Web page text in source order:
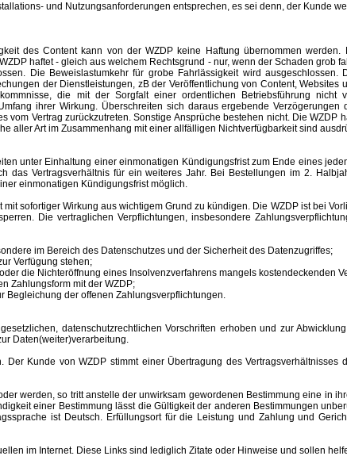
und Nutzungsanforderungen entsprechen, es sei denn, der Kunde
des Content kann von der WZDP keine Haftung übernommen
haftet - gleich aus welchem Rechtsgrund - nur, wenn der Schaden grob
Die Beweislastumkehr für grobe Fahrlässigkeit wird ausgeschlossen.
der Dienstleistungen, zB der Veröffentlichung von Content, Websites
die mit der Sorgfalt einer ordentlichen Betriebsführung nicht
ihrer Wirkung. Überschreiten sich daraus ergebende
vom Vertrag zurückzutreten. Sonstige Ansprüche bestehen nicht. Die WZDP
aller Art im Zusammenhang mit einer allfälligen Nichtverfügbarkeit sind
unter Einhaltung einer einmonatigen Kündigungsfrist zum Ende eines
das Vertragsverhältnis für ein weiteres Jahr. Bei Bestellungen im 2.
einmonatigen Kündigungsfrist möglich.
sofortiger Wirkung aus wichtigem Grund zu kündigen. Die WZDP ist bei
Die vertraglichen Verpflichtungen, insbesondere
im Bereich des Datenschutzes und der Sicherheit des Datenzugriffes;
Verfügung stehen;
die Nichteröffnung eines Insolvenzverfahrens mangels kostendeckenden
Zahlungsform mit der WZDP;
Begleichung der offenen Zahlungsverpflichtungen.
datenschutzrechtlichen Vorschriften erhoben und zur Abwicklung
Daten(weiter)verarbeitung.
Kunde von WZDP stimmt einer Übertragung des Vertragsverhältnisses
werden, so tritt anstelle der unwirksam gewordenen Bestimmung eine in
einer Bestimmung lässt die Gültigkeit der anderen Bestimmungen
ist Deutsch. Erfüllungsort für die Leistung und Zahlungund
im Internet. Diese Links sind lediglich Zitate oder Hinweise und sollen